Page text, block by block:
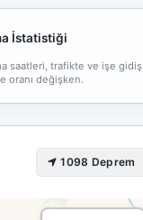
İstatistiği
saatleri, trafikte ve işe gidiş
oranı değişken.
1098 Deprem